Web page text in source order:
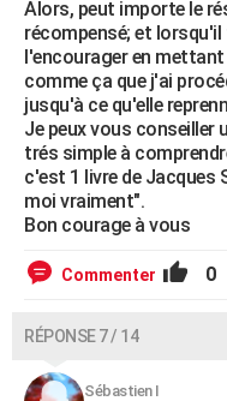
Alors, peut importe le
récompensé; et
l'encourager en
comme ça que j'ai
jusqu'à ce qu'elle
Je peux vous conseiller
trés simple à
c'est 1 livre de Jacques
moi vraiment".
Bon courage à vous
Commenter 0
RÉPONSE 7 / 14
Sébastien I